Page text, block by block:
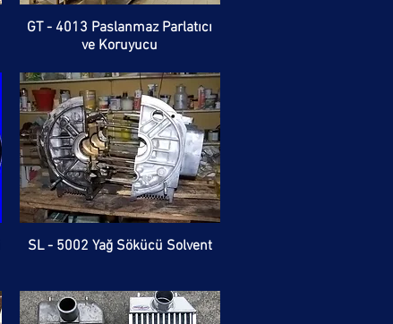
GT - 4013 Paslanmaz Parlatıcı
ve Koruyucu
SL - 5002 Yağ Sökücü Solvent